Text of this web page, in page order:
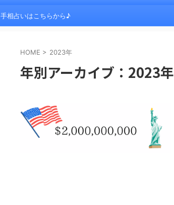
手相占いはこちらから♪
HOME > 2023年
年別アーカイブ：2023年